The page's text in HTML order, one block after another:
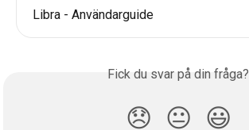
Libra - Användarguide
Fick du svar på din fråga?
😞 😐 😃